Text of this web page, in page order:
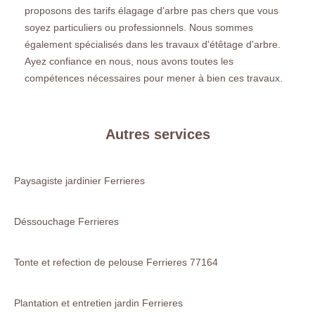
proposons des tarifs élagage d'arbre pas chers que vous
soyez particuliers ou professionnels. Nous sommes
également spécialisés dans les travaux d'étêtage d'arbre.
Ayez confiance en nous, nous avons toutes les
compétences nécessaires pour mener à bien ces travaux.
Autres services
Paysagiste jardinier Ferrieres
Déssouchage Ferrieres
Tonte et refection de pelouse Ferrieres 77164
Plantation et entretien jardin Ferrieres